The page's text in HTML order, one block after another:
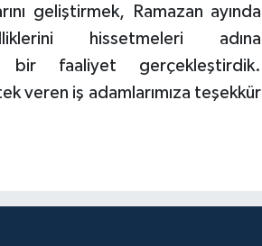
geliştirmek, Ramazan ayında
hissetmeleri adına
bir faaliyet gerçekleştirdik.
veren iş adamlarımıza teşekkür